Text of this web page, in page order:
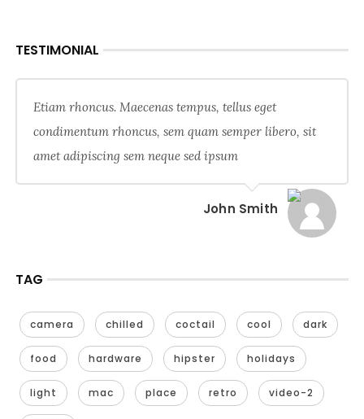
TESTIMONIAL
Etiam rhoncus. Maecenas tempus, tellus eget
condimentum rhoncus, sem quam semper libero, sit
amet adipiscing sem neque sed ipsum
John Smith
TAG
camera chilled coctail cool dark
food hardware hipster holidays
light mac place retro video-2